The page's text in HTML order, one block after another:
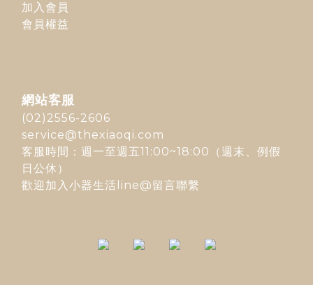
加入會員
會員權益
網站客服
(02)2556-2606
service@thexiaoqi.com
客服時間：週一至週五11:00~18:00（週末、例假
日公休）
歡迎加入 小器生活line@留言聯繫